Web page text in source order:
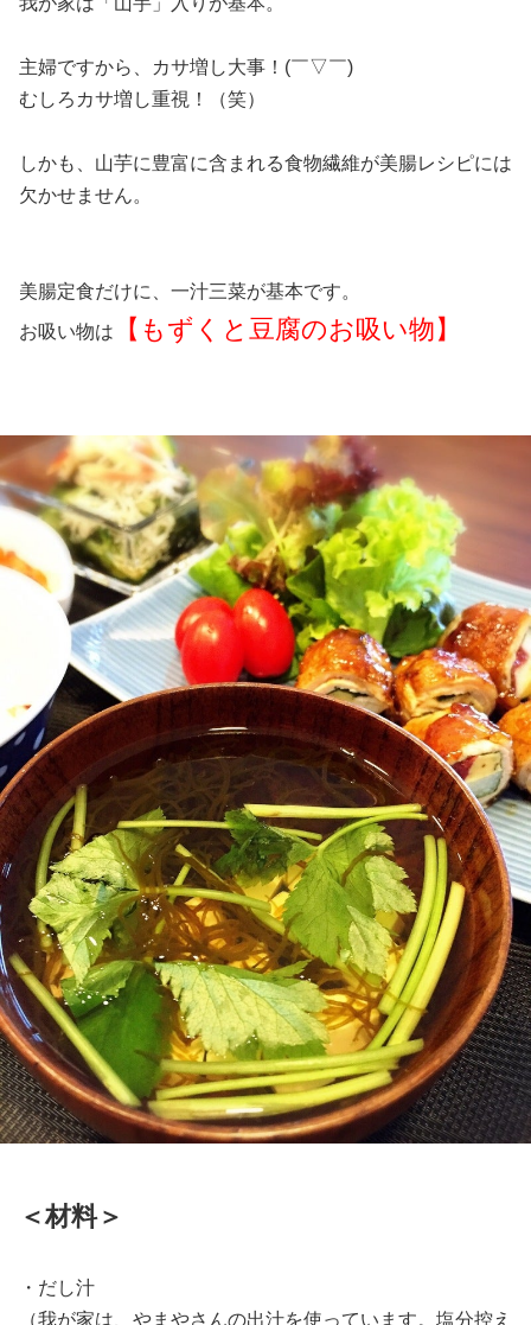
主婦ですから、カサ増し大事！(￣▽￣)
むしろカサ増し重視！（笑）
しかも、山芋に豊富に含まれる食物繊維が美腸レシピには
欠かせません。
美腸定食だけに、一汁三菜が基本です。
お吸い物は
【もずくと豆腐のお吸い物】
＜材料＞
・だし汁
（我が家は、やまやさんの出汁を使っています。塩分控え